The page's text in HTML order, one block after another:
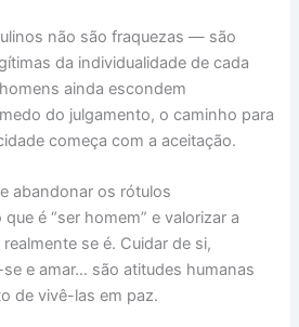
não são fraquezas — são
da individualidade de cada
ainda escondem
do julgamento, o caminho para
começa com a aceitação.
abandonar os rótulos
é “ser homem” e valorizar a
se é. Cuidar de si,
e amar… são atitudes humanas
de vivê-las em paz.